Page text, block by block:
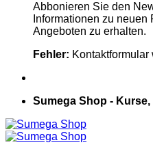
Abbonieren Sie den
Informationen zu neuen
Angeboten zu erhalten.
Fehler:
Sumega Shop -